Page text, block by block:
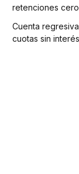
retenciones
Cuenta
cuotas sin